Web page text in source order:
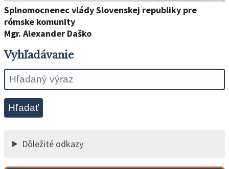
Splnomocnenec vlády Slovenskej republiky pre
rómske komunity
Mgr. Alexander Daško
Vyhľadávanie
Hľadať
Dôležité odkazy